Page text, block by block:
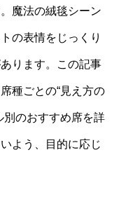
魔法の絨毯シーン
の表情をじっくり
ります。この記事
種ごとの“見え方の
別のおすすめ席を詳
よう、目的に応じ